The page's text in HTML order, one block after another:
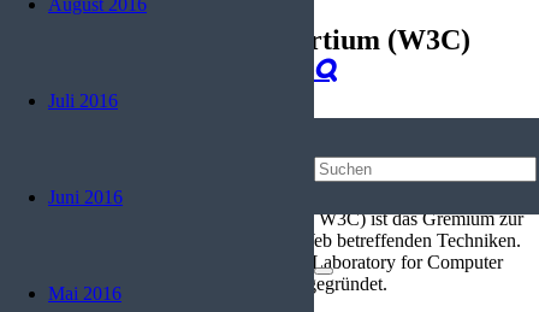
August 2016
Juli 2016
Juni 2016
Mai 2016
World Wide Web Consortium (W3C)
Start
World Wide Web Consortium (W3C)
Das World Wide Web Consortium (kurz W3C) ist das Gremium zur
Standardisierung der das World Wide Web betreffenden Techniken.
Es wurde am 1. Oktober 1994 am MIT Laboratory for Computer
Science in Cambridge (Massachusetts) gegründet.